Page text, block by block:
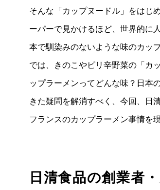
そんな「カップヌードル」をはじ
ーパーで見かけるほど、世界的に
本で馴染みのないような味のカッ
では、きのこやピリ辛野菜の「カ
ップラーメンってどんな味？日本
きた疑問を解消すべく、今回、日
フランスのカップラーメン事情を
日清食品の創業者